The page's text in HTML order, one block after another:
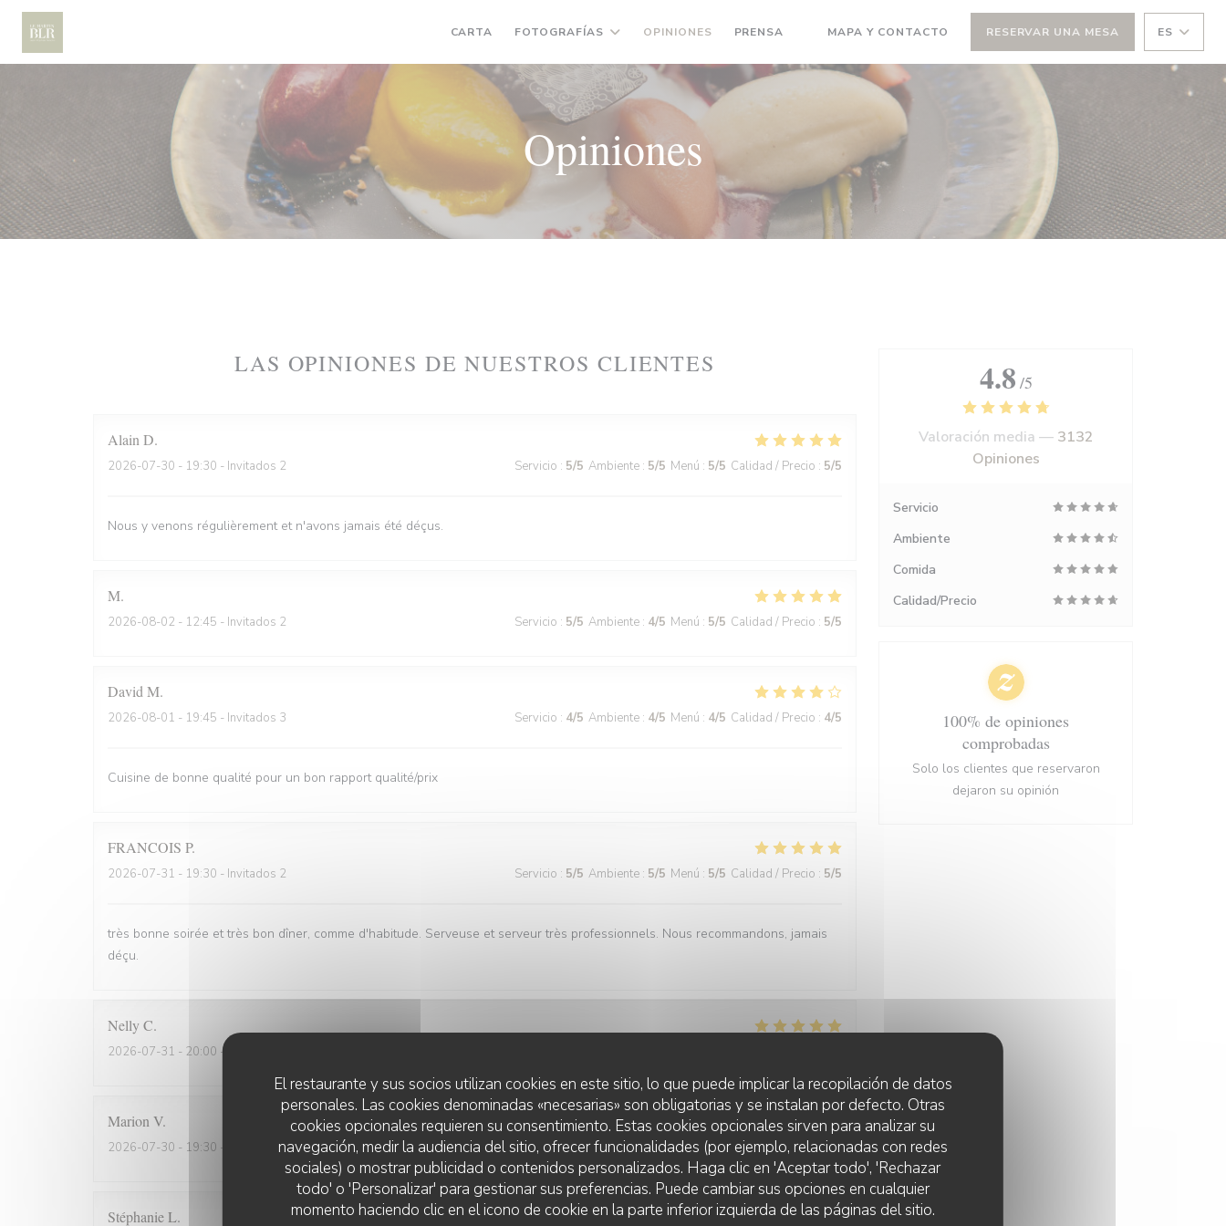
Personalización de sus opciones de cookies
El restaurante y sus socios utilizan cookies en este sitio, lo que puede implicar la recopilación de datos
personales. Las cookies denominadas «necesarias» son obligatorias y se instalan por defecto. Otras
cookies opcionales requieren su consentimiento. Estas cookies opcionales sirven para analizar su
navegación, medir la audiencia del sitio, ofrecer funcionalidades (por ejemplo, relacionadas con redes
sociales) o mostrar publicidad o contenidos personalizados. Haga clic en 'Aceptar todo', 'Rechazar
todo' o 'Personalizar' para gestionar sus preferencias. Puede cambiar sus opciones en cualquier
momento haciendo clic en el icono de cookie en la parte inferior izquierda de las páginas del sitio.
CARTA FOTOGRAFÍAS OPINIONES PRENSA MAPA Y CONTACTO RESERVAR UNA MESA ES
Opiniones
LAS OPINIONES DE NUESTROS CLIENTES
Alain D
2026-07-30 - 19:30 - Invitados 2 Servicio : 5/5 Ambiente : 5/5 Menú : 5/5 Calidad / Precio : 5/5
Nous y venons régulièrement et n'avons jamais été déçus.
M
2026-08-02 - 12:45 - Invitados 2 Servicio : 5/5 Ambiente : 4/5 Menú : 5/5 Calidad / Precio : 5/5
David M
2026-08-01 - 19:45 - Invitados 3 Servicio : 4/5 Ambiente : 4/5 Menú : 4/5 Calidad / Precio : 4/5
Cuisine de bonne qualité pour un bon rapport qualité/prix
FRANCOIS P
2026-07-31 - 19:30 - Invitados 2 Servicio : 5/5 Ambiente : 5/5 Menú : 5/5 Calidad / Precio : 5/5
très bonne soirée et très bon dîner, comme d'habitude. Serveuse et serveur très professionnels. Nous recommandons, jamais
déçu.
NellyC
2026-07-31 - 20:00 - Invitados 2
Marion V
2026-07-30 - 19:30 - Invitados 2 Servicio:5/5 Ambiente:5/5 Menú 5/5 Calidad / Precio:5/5
StéphanieL
4.8 /5
Valoración media — 3132
Opiniones
Servicio
Ambiente
Comida
Calidad/Precio
100% de opiniones
comprobadas
Solo los clientes que reservaron
dejaron su opinión